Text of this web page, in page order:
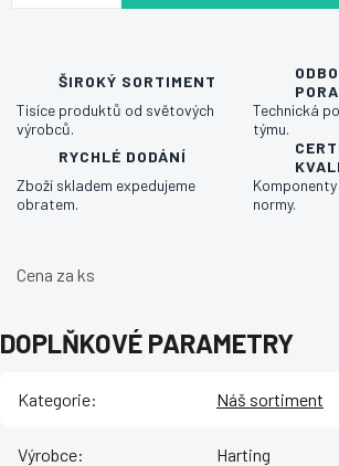
ŠIROKÝ SORTIMENT
Tisíce produktů od světových
výrobců.
Technická
týmu.
RYCHLÉ DODÁNÍ
Zboží skladem expedujeme
obratem.
normy.
Cena za ks
DOPLŇKOVÉ PARAMETRY
Kategorie: Náš sortiment
Výrobce: Harting